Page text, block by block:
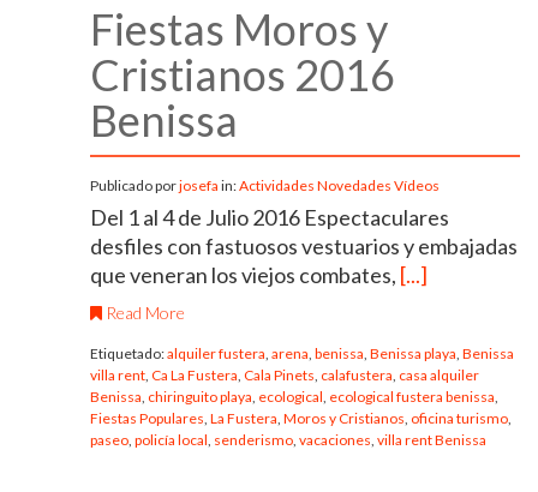
Fiestas Moros y
Cristianos 2016
Benissa
Publicado porjosefa in:Actividades Novedades Vídeos
Del 1 al 4 de Julio 2016 Espectaculares
desfiles con fastuosos vestuarios y embajadas
que veneran los viejos combates, [...]
Read More
Etiquetado:alquiler fustera arena benissa Benissa playa Benissa
villa rent Ca La Fustera Cala Pinets calafustera casa alquiler
Benissa chiringuito playa ecological ecological fustera benissa
Fiestas Populares La Fustera Moros y Cristianos oficina turismo
paseo policía local senderismo vacaciones villa rent Benissa